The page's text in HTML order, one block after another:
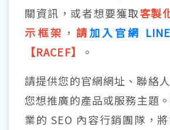
關資訊，或者想要獲取客製
示框架 ， 請加入官網
【RACEF】
。
請提供您的官網網址、聯絡
您想推廣的產品或服務主題
業的 SEO 內容行銷團隊，